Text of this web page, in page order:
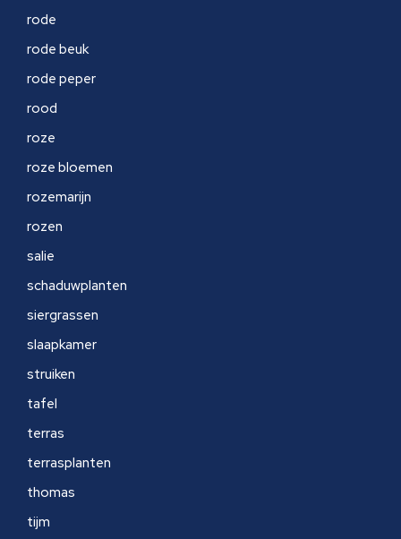
rode
rode beuk
rode peper
rood
roze
roze bloemen
rozemarijn
rozen
salie
schaduwplanten
siergrassen
slaapkamer
struiken
tafel
terras
terrasplanten
thomas
tijm